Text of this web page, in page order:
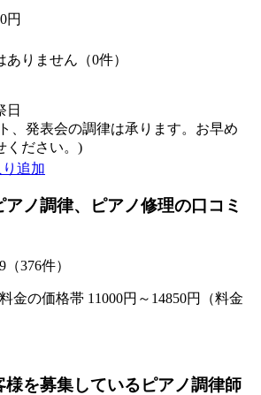
円
ありません（0件）
日
、発表会の調律は承ります。お早め
ください。)
追加
ノ調律、ピアノ修理の口コミ
（376件）
金の価格帯 11000円～14850円（料金
様を募集しているピアノ調律師